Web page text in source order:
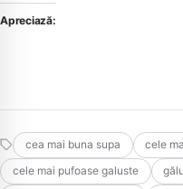
Apreciază:
cea mai buna supa
cele
cele mai pufoase galuste